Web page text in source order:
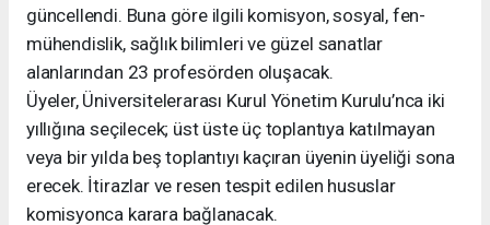
güncellendi. Buna göre ilgili komisyon, sosyal, fen-
mühendislik, sağlık bilimleri ve güzel sanatlar
alanlarından 23 profesörden oluşacak.
Üyeler, Üniversitelerarası Kurul Yönetim Kurulu’nca iki
yıllığına seçilecek; üst üste üç toplantıya katılmayan
veya bir yılda beş toplantıyı kaçıran üyenin üyeliği sona
erecek. İtirazlar ve resen tespit edilen hususlar
komisyonca karara bağlanacak.